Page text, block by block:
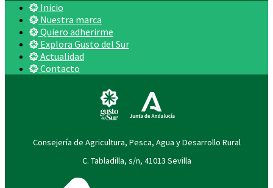
Inicio
Nuestra marca
Quiero adherirme
Explora Gusto del Sur
Actualidad
Contacto
Consejería de Agricultura, Pesca, Agua y Desarrollo Rural
C. Tabladilla, s/n, 41013 Sevilla